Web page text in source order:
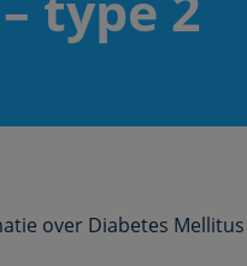
over Diabetes Mellitus